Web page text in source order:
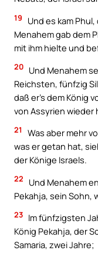
19
Und es kam
Menahem gab dem
mit ihm hielte und
20 Und Menahem
Reichsten, fünfzig
daß er’s dem König
von Assyrien wieder
21
Was aber mehr
was er getan hat,
der Könige Israels.
22
Und Menahem
Pekahja, sein Sohn,
23 Im fünfzigsten
König Pekahja, der
Samaria, zwei Jahre;